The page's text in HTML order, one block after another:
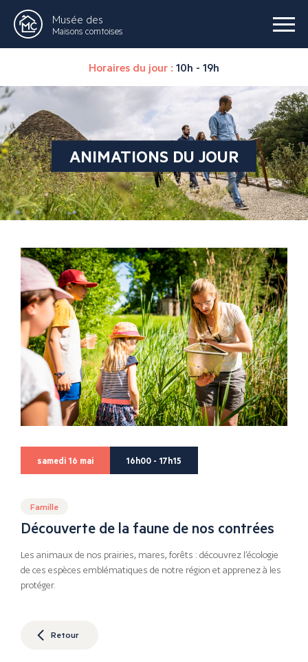
Musée des
Maisons comtoises
Horaires du jour : 10h - 19h
ANIMATIONS DU JOUR
samedi 16 mai 16h00 - 17h15
Famille
Découverte de la faune de nos contrées
Les animaux de nos prairies, mares, forêts : découvrez l’écologie
de ces espèces emblématiques de notre région et apprenez à les
protéger.
Retour